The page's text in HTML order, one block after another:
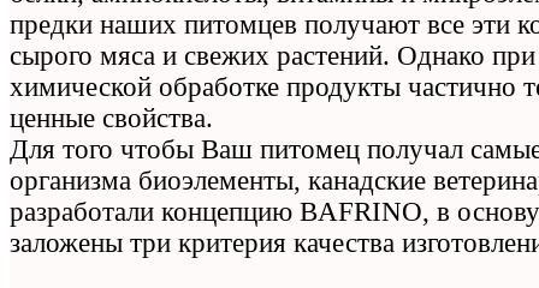
предки наших питомцев получают все эти
сырого мяса и свежих растений. Однако
химической обработке продукты частично
ценные свойства.
Для того чтобы Ваш питомец получал
организма биоэлементы, канадские
разработали концепцию BAFRINO, в
заложены три критерия качества